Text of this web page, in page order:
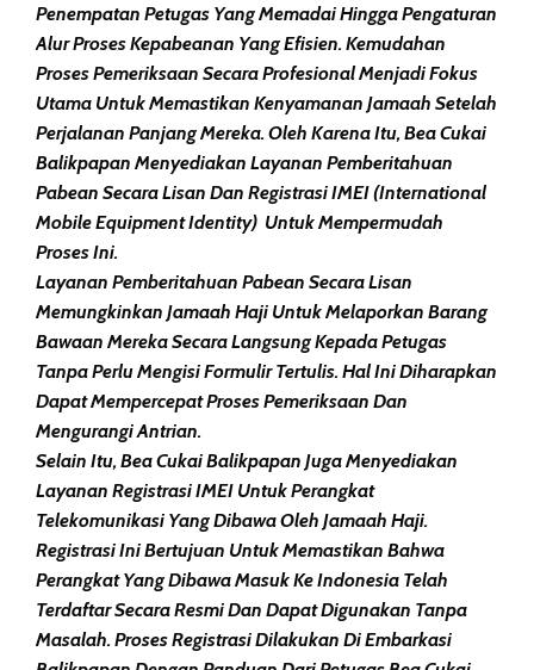
Penempatan Petugas Yang Memadai Hingga Pengaturan
Alur Proses Kepabeanan Yang Efisien. Kemudahan
Proses Pemeriksaan Secara Profesional Menjadi Fokus
Utama Untuk Memastikan Kenyamanan Jamaah Setelah
Perjalanan Panjang Mereka. Oleh Karena Itu, Bea Cukai
Balikpapan Menyediakan Layanan Pemberitahuan
Pabean Secara Lisan Dan Registrasi IMEI (International
Mobile Equipment Identity) Untuk Mempermudah
Proses Ini.
Layanan Pemberitahuan Pabean Secara Lisan
Memungkinkan Jamaah Haji Untuk Melaporkan Barang
Bawaan Mereka Secara Langsung Kepada Petugas
Tanpa Perlu Mengisi Formulir Tertulis. Hal Ini Diharapkan
Dapat Mempercepat Proses Pemeriksaan Dan
Mengurangi Antrian.
Selain Itu, Bea Cukai Balikpapan Juga Menyediakan
Layanan Registrasi IMEI Untuk Perangkat
Telekomunikasi Yang Dibawa Oleh Jamaah Haji.
Registrasi Ini Bertujuan Untuk Memastikan Bahwa
Perangkat Yang Dibawa Masuk Ke Indonesia Telah
Terdaftar Secara Resmi Dan Dapat Digunakan Tanpa
Masalah. Proses Registrasi Dilakukan Di Embarkasi